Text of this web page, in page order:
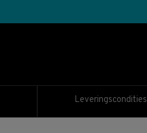
Leveringscondities